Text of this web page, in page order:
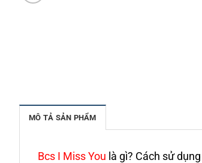
MÔ TẢ SẢN PHẨM
Bcs I Miss You là gì? Cách sử